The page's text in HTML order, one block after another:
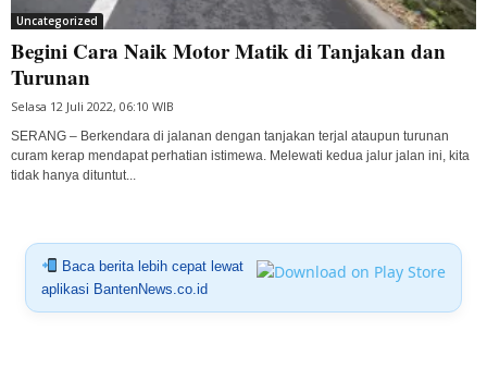
Uncategorized
Begini Cara Naik Motor Matik di Tanjakan dan
Turunan
Selasa 12 Juli 2022, 06:10 WIB
SERANG – Berkendara di jalanan dengan tanjakan terjal ataupun turunan
curam kerap mendapat perhatian istimewa. Melewati kedua jalur jalan ini, kita
tidak hanya dituntut...
Baca berita lebih cepat lewat
aplikasi BantenNews.co.id